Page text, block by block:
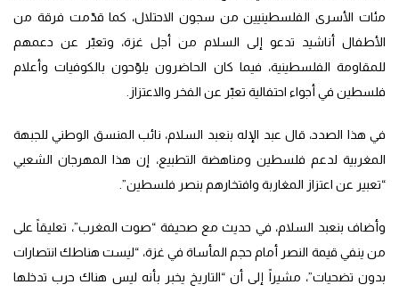
مئات الأسرى الفلسطينيين من سجون الاحتلال، كما قدّمت فرقة من
الأطفال أناشيد تدعو إلى السلام من أجل غزة، وتعبّر عن دعمهم
للمقاومة الفلسطينية، فيما كان الحاضرون يلوّحون بالكوفيات وأعلام
فلسطين في أجواء احتفالية تعبّر عن الفخر والاعتزاز.
في هذا الصدد، قال عبد الإله بنعبد السلام، نائب المنسق الوطني للجبهة
المغربية لدعم فلسطين ومناهضة التطبيع، إن هذا المهرجان الشعبي
“تعبير عن اعتزاز المغاربة وافتخارهم بنصر فلسطين”.
وأضاف بنعبد السلام، في حديث مع صحيفة “صوت المغرب”، تعليقاً على
من ينفي قيمة النصر أمام حجم المأساة في غزة، “ليست هناطك انتصارات
بدون تضحيات”، مشيراً إلى أن “التاريخ يخبر بأنه ليس هناك حرب تدخلها